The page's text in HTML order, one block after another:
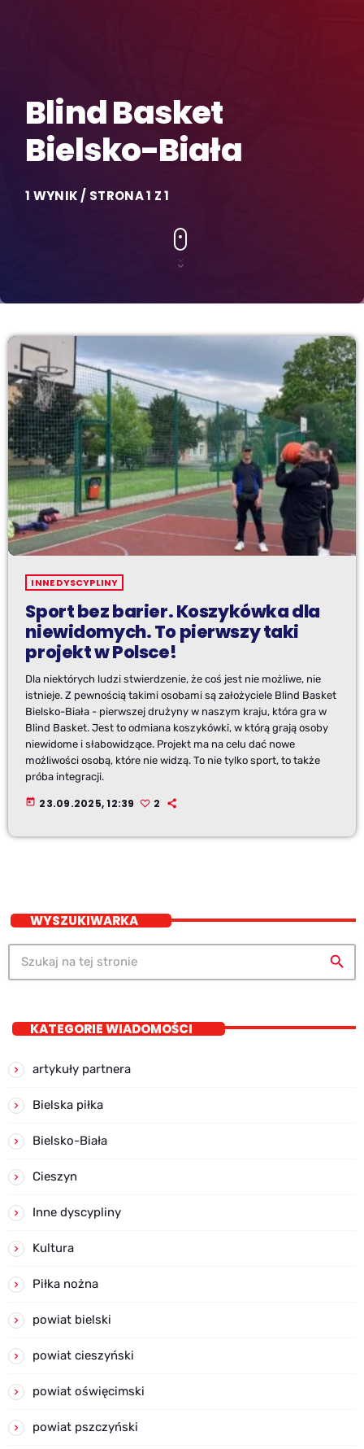
Blind Basket
Bielsko-Biała
1 WYNIK / STRONA 1 Z 1
INNE DYSCYPLINY
Sport bez barier. Koszykówka dla
niewidomych. To pierwszy taki
projekt w Polsce!
Dla niektórych ludzi stwierdzenie, że coś jest nie możliwe, nie
istnieje. Z pewnością takimi osobami są założyciele Blind Basket
Bielsko-Biała - pierwszej drużyny w naszym kraju, która gra w
Blind Basket. Jest to odmiana koszykówki, w którą grają osoby
niewidome i słabowidzące. Projekt ma na celu dać nowe
możliwości osobą, które nie widzą. To nie tylko sport, to także
próba integracji.
today 23.09.2025, 12:39 2
WYSZUKIWARKA
search
KATEGORIE WIADOMOŚCI
artykuły partnera
Bielska piłka
Bielsko-Biała
Cieszyn
Inne dyscypliny
Kultura
Piłka nożna
powiat bielski
powiat cieszyński
powiat oświęcimski
powiat pszczyński